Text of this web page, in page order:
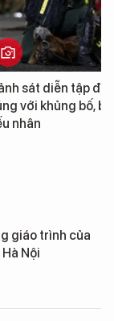
đấu
bảo vệ
giáo trình của
Nội